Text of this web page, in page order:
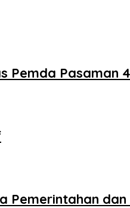
Pemda Pasaman
dan